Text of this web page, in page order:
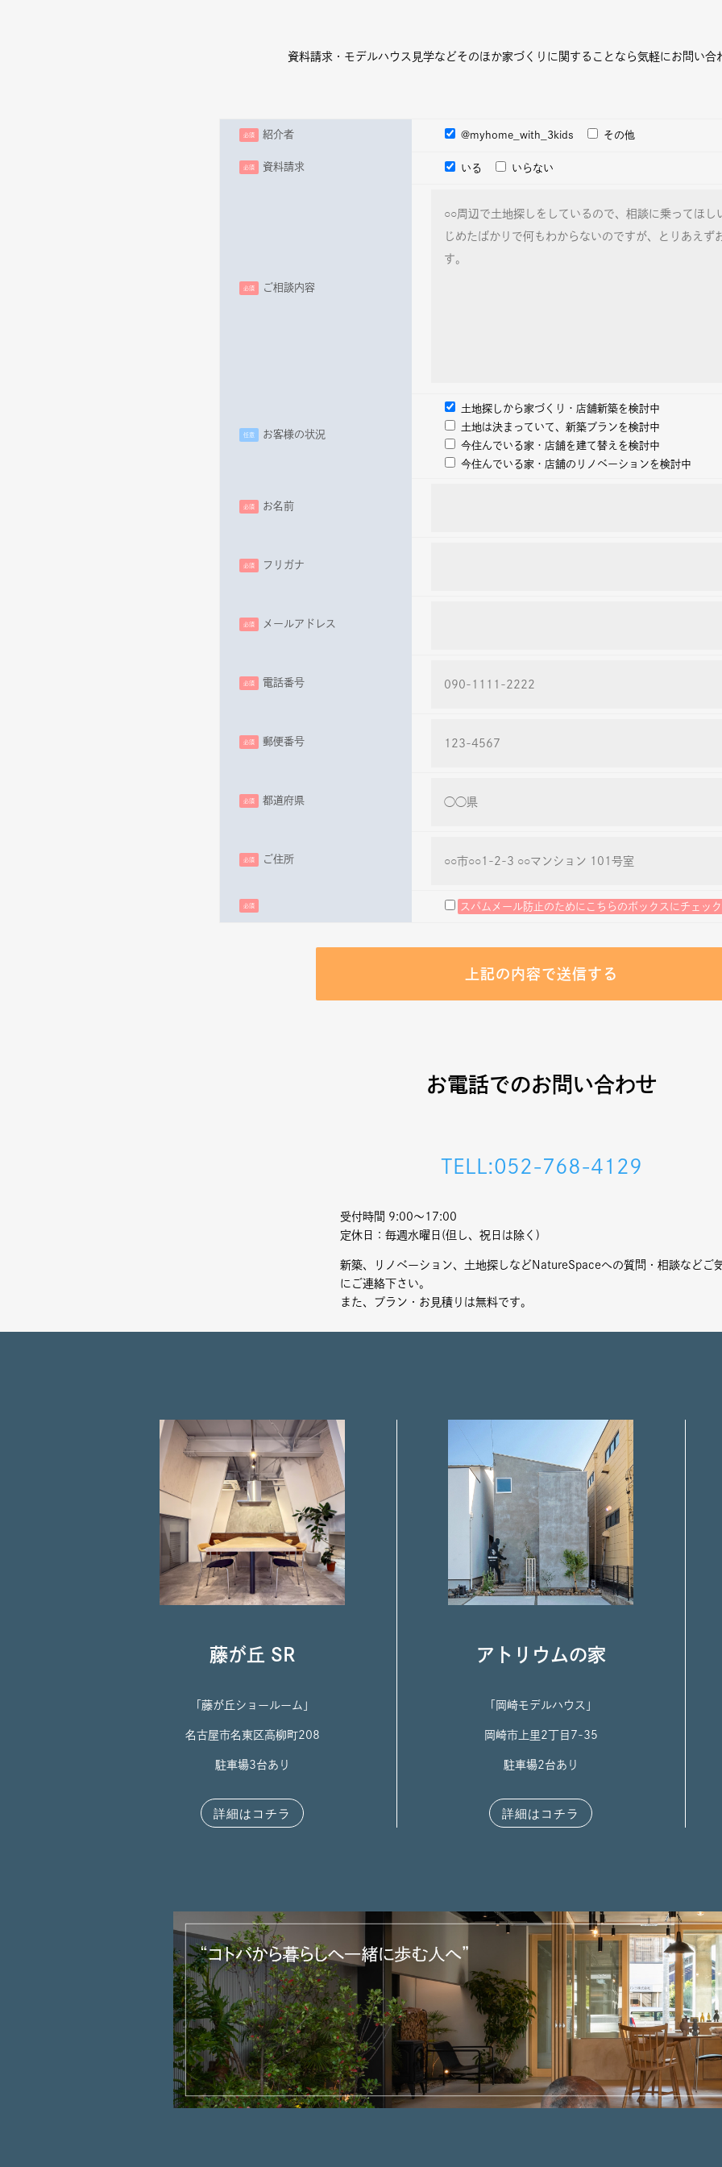
資料請求・モデルハウス見学などそのほか家づくりに関することなら気軽にお問い合
必須 紹介者 @myhome_with_3kids その他
必須 資料請求 いる いらない
必須 ご相談内容
任意 お客様の状況
土地探しから家づくり・店舗新築を検討中
土地は決まっていて、新築プランを検討中
今住んでいる家・店舗を建て替えを検討中
今住んでいる家・店舗のリノベーションを検討中
必須 お名前
必須 フリガナ
必須 メールアドレス
必須 電話番号
必須 郵便番号
必須 都道府県
必須 ご住所
必須 スパムメール防止のためにこちらのボックスにチェッ
上記の内容で送信する
お電話でのお問い合わせ
TELL:052-768-4129
受付時間 9:00〜17:00
定休日：毎週水曜日(但し、祝日は除く)
新築、リノベーション、土地探しなどNatureSpaceへの質問・相談などご
にご連絡下さい。
また、プラン・お見積りは無料です。
藤が丘 SR
「藤が丘ショールーム」
名古屋市名東区高柳町208
駐車場3台あり
詳細はコチラ
アトリウムの家
「岡崎モデルハウス」
岡崎市上里2丁目7-35
駐車場2台あり
詳細はコチラ